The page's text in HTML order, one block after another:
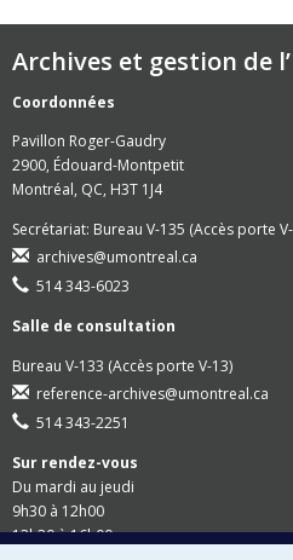
Archives et gestion de
Coordonnées
Pavillon Roger-Gaudry
2900, Édouard-Montpetit
Montréal, QC, H3T 1J4
Secrétariat: Bureau V-135 (Accès porte
archives@umontreal.ca
514 343-6023
Salle de consultation
Bureau V-133 (Accès porte V-13)
reference-archives@umontreal.ca
514 343-2251
Sur rendez-vous
Du mardi au jeudi
9h30 à 12h00
13h30 à 16h00